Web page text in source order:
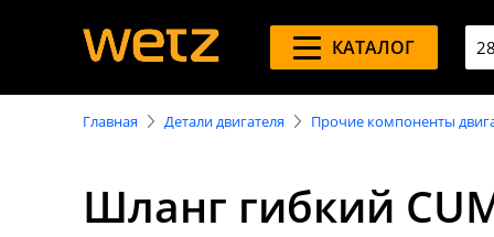
КАТАЛОГ
Главная Детали двигателя Прочие компоненты
Шланг гибкий